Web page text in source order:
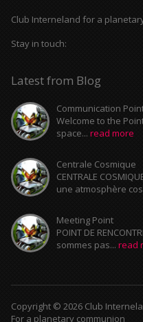
Club Interneland for a
Stay in touch:
Latest from Blog
Communication
Welcome to the
space... read more
Centrale Cosmique
CENTRALE
une atmosphère
Meeting Point
POINT DE
sommes pas... read
Copyright © 2026 Club
For a planetary communion